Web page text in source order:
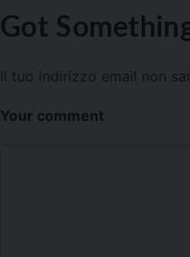
Got
Il tuo indirizzo email non
Your comment